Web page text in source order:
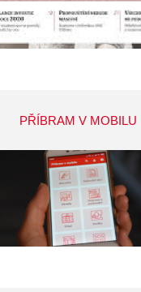
PŘÍBRAM V MOBILU